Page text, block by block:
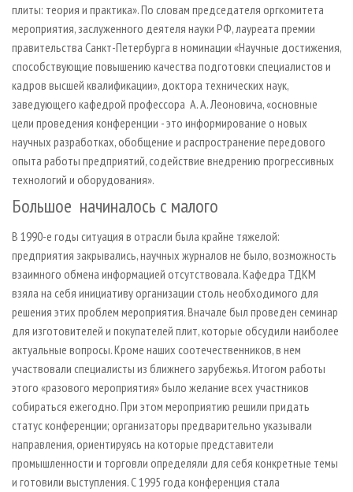
плиты: теория и практика». По словам председателя оргкомитета
мероприятия, заслуженного деятеля науки РФ, лауреата премии
правительства Санкт-Петербурга в номинации «Научные достижения,
способствующие повышению качества подготовки специалистов и
кадров высшей квалификации», доктора технических наук,
заведующего кафедрой профессора А. А. Леоновича, «основные
цели проведения конференции - это информирование о новых
научных разработках, обобщение и распространение передового
опыта работы предприятий, содействие внедрению прогрессивных
технологий и оборудования».
Большое начиналось с малого
В 1990-е годы ситуация в отрасли была крайне тяжелой:
предприятия закрывались, научных журналов не было, возможность
взаимного обмена информацией отсутствовала. Кафедра ТДКМ
взяла на себя инициативу организации столь необходимого для
решения этих проблем мероприятия. Вначале был проведен семинар
для изготовителей и покупателей плит, которые обсудили наиболее
актуальные вопросы. Кроме наших соотечественников, в нем
участвовали специалисты из ближнего зарубежья. Итогом работы
этого «разового мероприятия» было желание всех участников
собираться ежегодно. При этом мероприятию решили придать
статус конференции; организаторы предварительно указывали
направления, ориентируясь на которые представители
промышленности и торговли определяли для себя конкретные темы
и готовили выступления. С 1995 года конференция стала